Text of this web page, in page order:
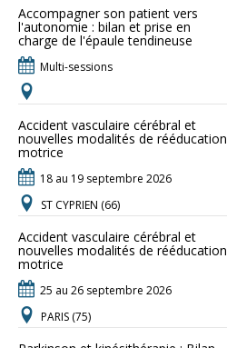
Accompagner son patient vers
l'autonomie : bilan et prise en
charge de l'épaule tendineuse
Multi-sessions
Accident vasculaire cérébral et
nouvelles modalités de rééducation
motrice
18 au 19 septembre 2026
ST CYPRIEN (66)
Accident vasculaire cérébral et
nouvelles modalités de rééducation
motrice
25 au 26 septembre 2026
PARIS (75)